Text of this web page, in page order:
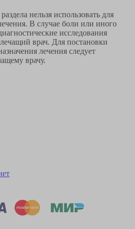
нельзя использовать для
В случае боли или иного
исследования
врач. Для постановки
лечения следует
врачу.